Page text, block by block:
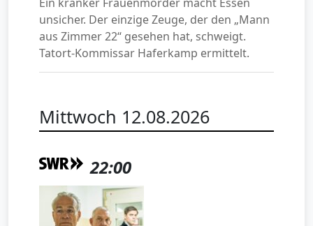
unsicher. Der einzige Zeuge, der den „Mann
aus Zimmer 22“ gesehen hat, schweigt.
Tatort-Kommissar Haferkamp ermittelt.
Mittwoch 12.08.2026
22:00